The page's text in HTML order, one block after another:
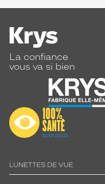
La confiance
vous va si bien
LUNETTES DE VUE